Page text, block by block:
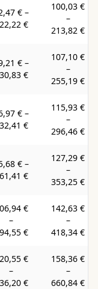
€ –
€
100,03 €
–
213,82 €
€ –
€
107,10 €
–
255,19 €
€ –
€
115,93 €
–
296,46 €
€ –
€
127,29 €
–
353,25 €
€
–
€
142,63 €
–
418,34 €
€
–
€
158,36 €
–
660,84 €